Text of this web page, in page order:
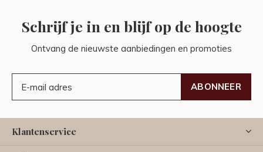
Schrijf je in en blijf op de hoogte
Ontvang de nieuwste aanbiedingen en promoties
ABONNEER
Klantenservice